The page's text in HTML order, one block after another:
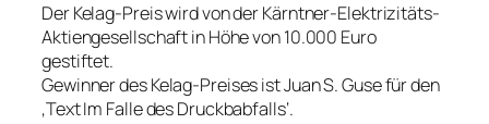
Der Kelag-Preis wird von der Kärntner-Elektrizitäts-
Aktiengesellschaft in Höhe von 10.000 Euro
gestiftet.
Gewinner des Kelag-Preises ist Juan S. Guse für den
‚Text Im Falle des Druckbabfalls‘.